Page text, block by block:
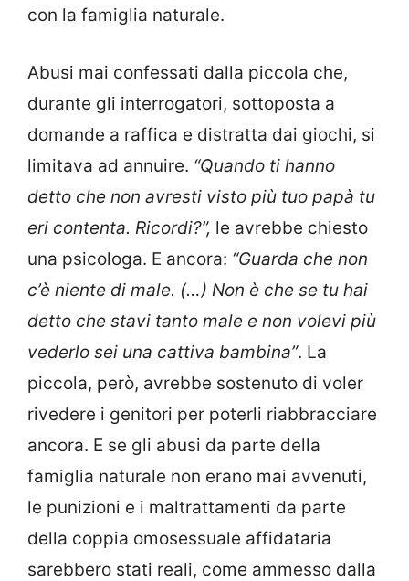
con la famiglia naturale.
Abusi mai confessati dalla piccola che,
durante gli interrogatori, sottoposta a
domande a raffica e distratta dai giochi, si
limitava ad annuire. “Quando ti hanno
detto che non avresti visto più tuo papà tu
eri contenta. Ricordi?”, le avrebbe chiesto
una psicologa. E ancora: “Guarda che non
c’è niente di male. (…) Non è che se tu hai
detto che stavi tanto male e non volevi più
vederlo sei una cattiva bambina”. La
piccola, però, avrebbe sostenuto di voler
rivedere i genitori per poterli riabbracciare
ancora. E se gli abusi da parte della
famiglia naturale non erano mai avvenuti,
le punizioni e i maltrattamenti da parte
della coppia omosessuale affidataria
sarebbero stati reali, come ammesso dalla